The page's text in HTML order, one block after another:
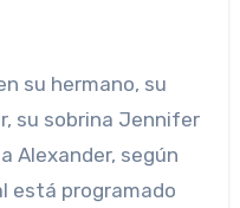
su hermano, su
su sobrina Jennifer
Alexander, según
está programado